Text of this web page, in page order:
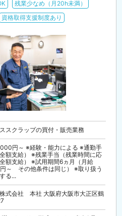
残業少なめ（月20h未満）
資格取得支援制度あり
スクラップの買付・販売業務
円～ ※経験・能力による ※通勤手
額支給） ※残業手当（残業時間に応
額支給） ※試用期間6ヵ月（月給
～ その他条件は同じ） ※取り扱う
る...
式会社 本社 大阪府大阪市大正区鶴